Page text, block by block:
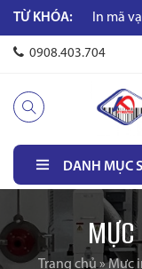
TỪ KHÓA:
vạch In mã vạch
0908.403.704
DANH MỤC
Trang chủ»Mực